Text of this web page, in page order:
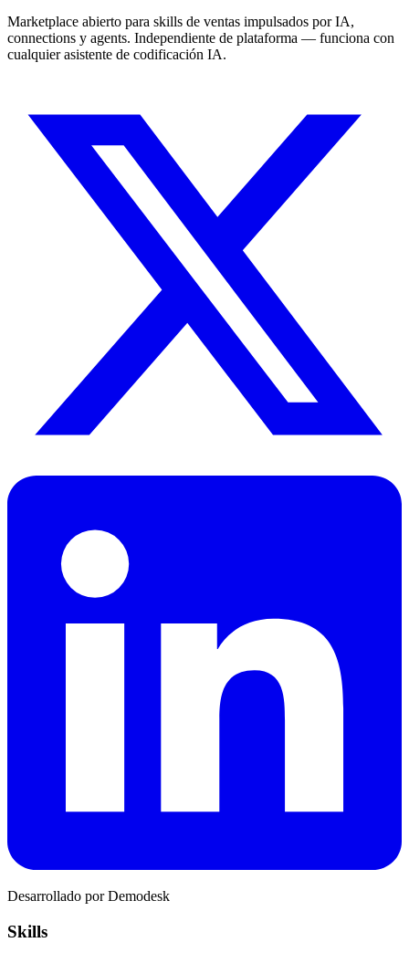
Marketplace abierto para skills de ventas impulsados por IA,
connections y agents. Independiente de plataforma — funciona con
cualquier asistente de codificación IA.
Desarrollado por Demodesk
Skills